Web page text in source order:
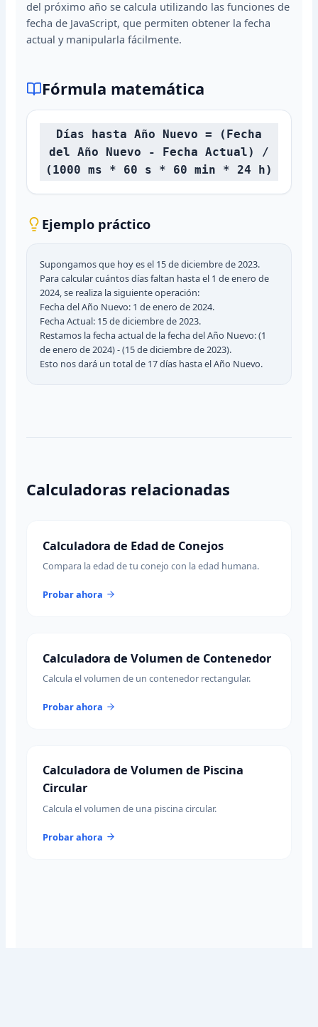
del próximo año se calcula utilizando las funciones de
fecha de JavaScript, que permiten obtener la fecha
actual y manipularla fácilmente.
Fórmula matemática
Días hasta Año Nuevo = (Fecha
del Año Nuevo - Fecha Actual) /
(1000 ms * 60 s * 60 min * 24 h)
Ejemplo práctico
Supongamos que hoy es el 15 de diciembre de 2023.
Para calcular cuántos días faltan hasta el 1 de enero de
2024, se realiza la siguiente operación:
Fecha del Año Nuevo: 1 de enero de 2024.
Fecha Actual: 15 de diciembre de 2023.
Restamos la fecha actual de la fecha del Año Nuevo: (1
de enero de 2024) - (15 de diciembre de 2023).
Esto nos dará un total de 17 días hasta el Año Nuevo.
Calculadoras relacionadas
Calculadora de Edad de Conejos
Compara la edad de tu conejo con la edad humana.
Probar ahora
Calculadora de Volumen de Contenedor
Calcula el volumen de un contenedor rectangular.
Probar ahora
Calculadora de Volumen de Piscina
Circular
Calcula el volumen de una piscina circular.
Probar ahora